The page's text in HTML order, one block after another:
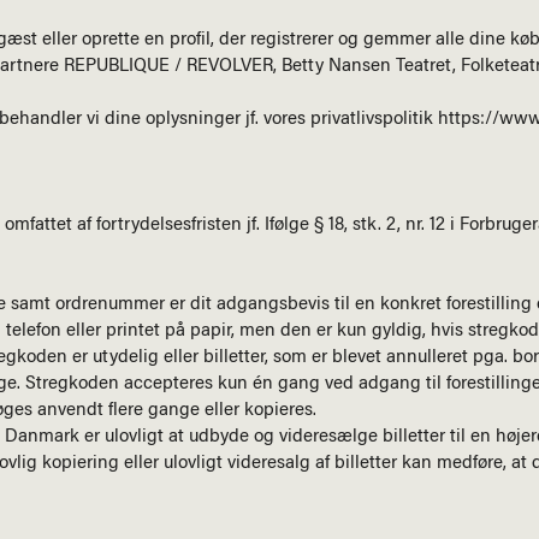
eller oprette en profil, der registrerer og gemmer alle dine
REPUBLIQUE / REVOLVER, Betty Nansen Teatret,
vi dine oplysninger jf. vores privatlivspolitik https://
af fortrydelsesfristen jf. Ifølge § 18, stk. 2, nr. 12 i
samt ordrenummer er dit adgangsbevis til en konkret
eller printet på papir, men den er kun gyldig, hvis
er utydelig eller billetter, som er blevet annulleret pga.
Stregkoden accepteres kun én gang ved adgang til
anvendt flere gange eller kopieres.
er ulovligt at udbyde og videresælge billetter til en
kopiering eller ulovligt videresalg af billetter kan medføre, at